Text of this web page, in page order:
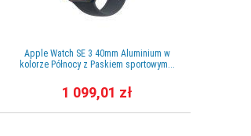
Apple Watch SE 3 40mm Aluminium w
kolorze Północy z Paskiem sportowym...
1 099,01 zł